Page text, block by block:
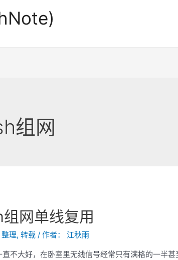
组网
网单线复用
整理,转载 / 作者： 江秋雨
直不大好，在卧室里无线信号经常只有满格的一半